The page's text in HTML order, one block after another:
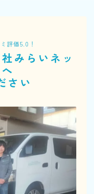
評価5.0！
みらいネッ
さい